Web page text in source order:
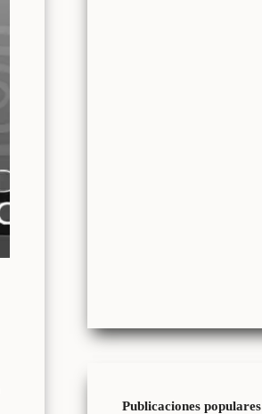
Publicaciones populares